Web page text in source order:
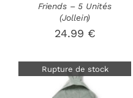
Friends – 5 Unités
(Jollein)
24.99 €
Rupture de stock